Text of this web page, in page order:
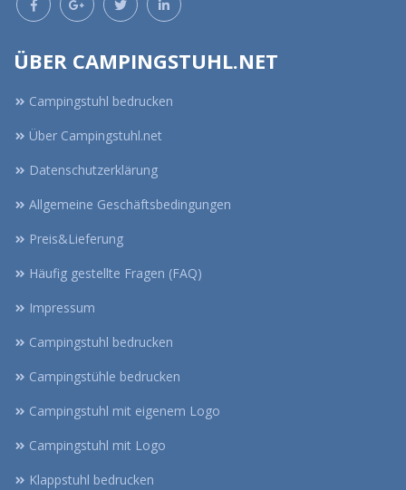
ÜBER CAMPINGSTUHL.NET
Campingstuhl bedrucken
Über Campingstuhl.net
Datenschutzerklärung
Allgemeine Geschäftsbedingungen
Preis&Lieferung
Häufig gestellte Fragen (FAQ)
Impressum
Campingstuhl bedrucken
Campingstühle bedrucken
Campingstuhl mit eigenem Logo
Campingstuhl mit Logo
Klappstuhl bedrucken